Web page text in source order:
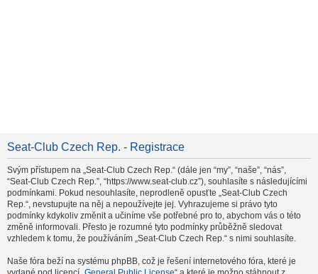
Seat-Club Czech Rep. - Registrace
Svým přístupem na „Seat-Club Czech Rep.“ (dále jen “my”, “naše”, “nás”,
“Seat-Club Czech Rep.”, “https://www.seat-club.cz”), souhlasíte s následujícími
podmínkami. Pokud nesouhlasíte, neprodleně opusťte „Seat-Club Czech
Rep.“, nevstupujte na něj a nepoužívejte jej. Vyhrazujeme si právo tyto
podmínky kdykoliv změnit a učiníme vše potřebné pro to, abychom vás o této
změně informovali. Přesto je rozumné tyto podmínky průběžně sledovat
vzhledem k tomu, že používáním „Seat-Club Czech Rep.“ s nimi souhlasíte.
Naše fóra beží na systému phpBB, což je řešení internetového fóra, které je